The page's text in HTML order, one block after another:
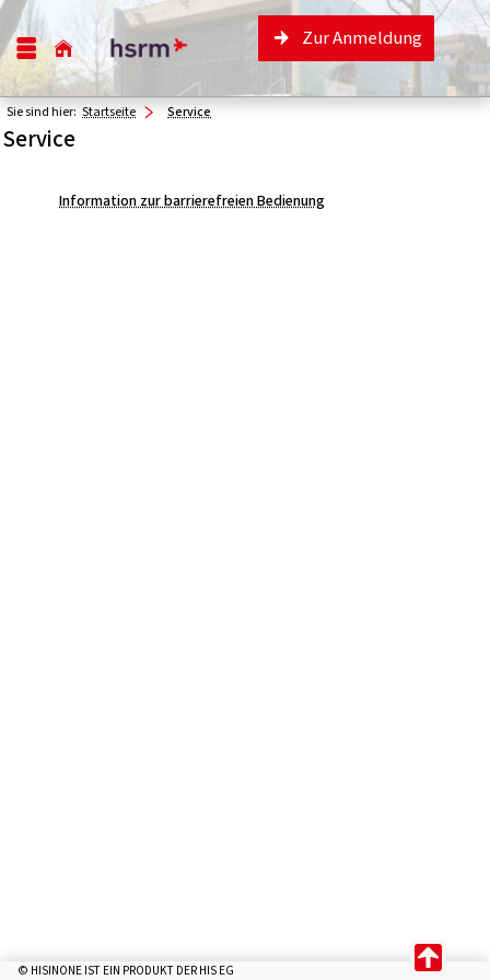
Zur Anmeldung
Sie sind hier: Startseite Service
Service
Information zur barrierefreien Bedienung
© HISINONE IST EIN PRODUKT DER HIS EG